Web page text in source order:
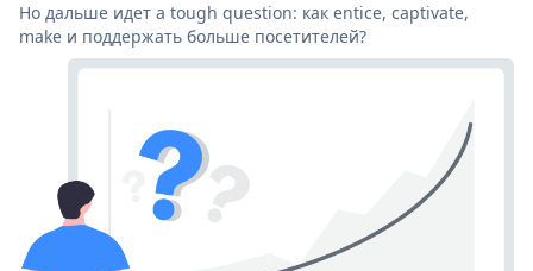
Но дальше идет a tough question: как entice, captivate,
make и поддержать больше посетителей?